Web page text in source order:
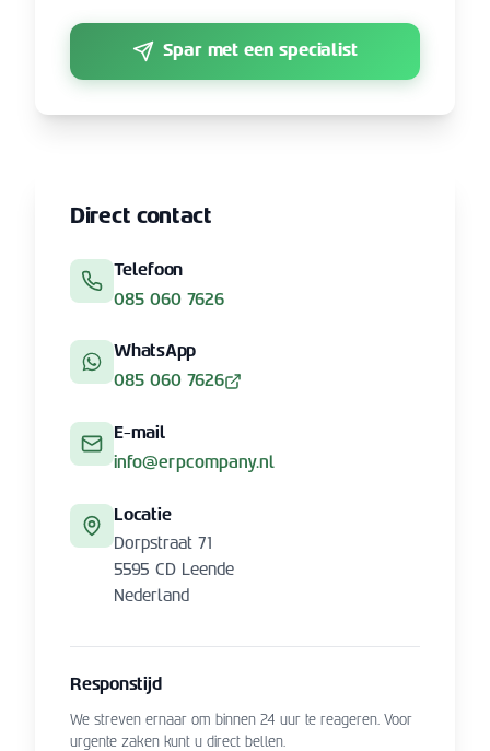
Spar met een specialist
Direct contact
Telefoon
085 060 7626
WhatsApp
085 060 7626
E-mail
info@erpcompany.nl
Locatie
Dorpstraat 71
5595 CD Leende
Nederland
Responstijd
We streven ernaar om binnen 24 uur te reageren. Voor
urgente zaken kunt u direct bellen.